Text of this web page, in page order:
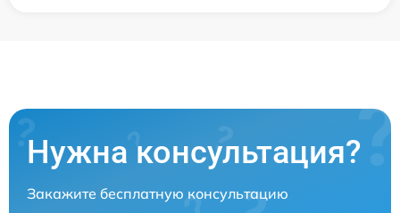
Нужна консультация?
Закажите бесплатную консультацию